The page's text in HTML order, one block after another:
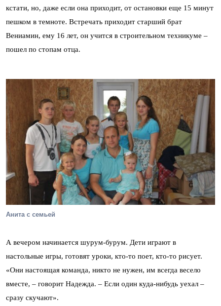
кстати, но, даже если она приходит, от остановки еще 15 минут
пешком в темноте. Встречать приходит старший брат
Вениамин, ему 16 лет, он учится в строительном техникуме –
пошел по стопам отца.
Анита с семьей
А вечером начинается шурум-бурум. Дети играют в
настольные игры, готовят уроки, кто-то поет, кто-то рисует.
«Они настоящая команда, никто не нужен, им всегда весело
вместе, – говорит Надежда. – Если один куда-нибудь уехал –
сразу скучают».